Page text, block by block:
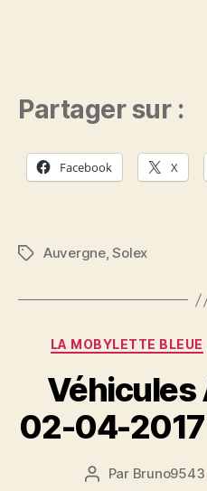
Partager sur :
Facebook X
Étiquettes
Auvergne,Solex
LA MOBYLETTE BLEUE
Véhicules
02-04-
Auteur
Par Bruno9543